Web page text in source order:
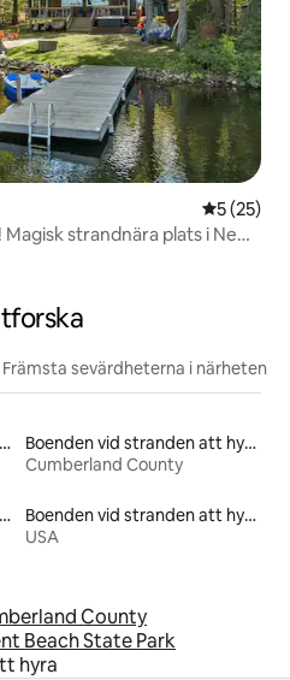
5 av 5 i
5 (25)
strandnära plats i New
Främsta sevärdheterna i närheten
Boenden vid stranden att hyra
Boenden vid stranden att hyra
Cumberland County
Boenden vid stranden att hyra
Boenden vid stranden att hyra
USA
County
Beach State Park
hyra